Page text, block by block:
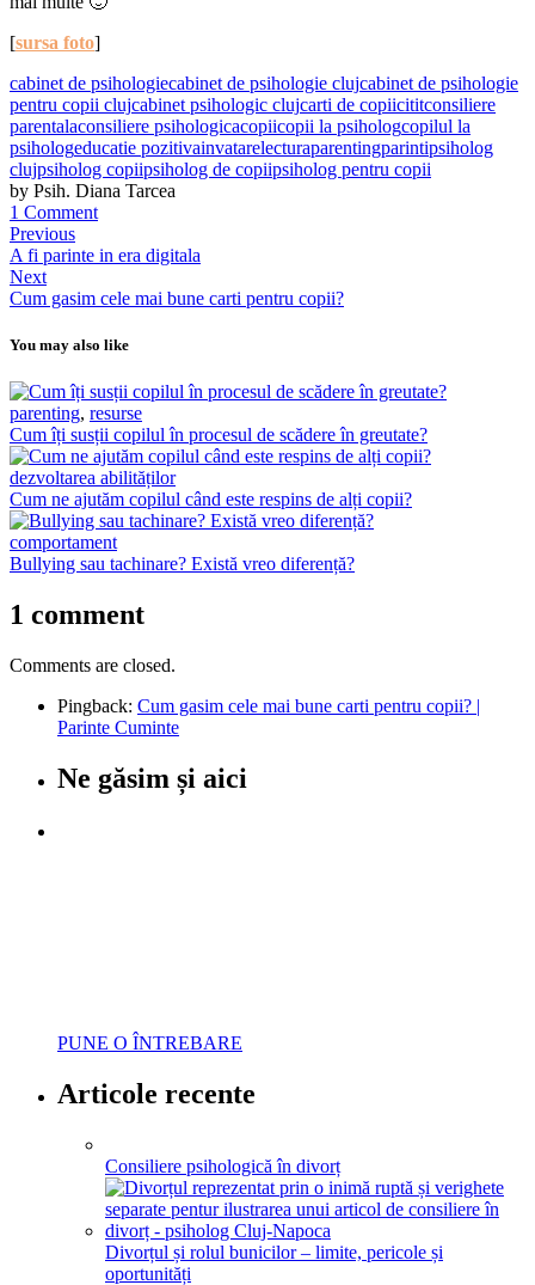
[sursa foto]
cabinet de psihologiecabinet de psihologie clujcabinet de psihologie
pentru copii clujcabinet psihologic clujcarti de copiicititconsiliere
parentalaconsiliere psihologicacopiicopii la psihologcopilul la
psihologeducatie pozitivainvatarelecturaparentingparintipsiholog
clujpsiholog copiipsiholog de copiipsiholog pentru copii
by Psih. Diana Tarcea
1 Comment
Previous
A fi parinte in era digitala
Next
Cum gasim cele mai bune carti pentru copii?
You may also like
parenting, resurse
Cum îți susții copilul în procesul de scădere în greutate?
dezvoltarea abilităților
Cum ne ajutăm copilul când este respins de alți copii?
comportament
Bullying sau tachinare? Există vreo diferență?
1 comment
Comments are closed.
Pingback: Cum gasim cele mai bune carti pentru copii? |
Parinte Cuminte
Ne găsim și aici
PUNE O ÎNTREBARE
Articole recente
Consiliere psihologică în divorț
Divorțul și rolul bunicilor – limite, pericole și
oportunități